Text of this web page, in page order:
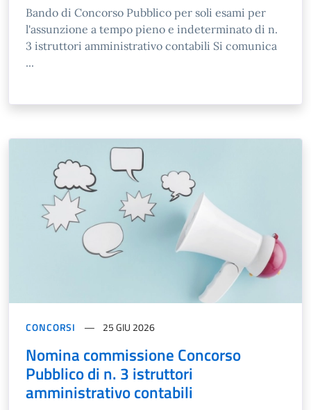
Bando di Concorso Pubblico per soli esami per
l'assunzione a tempo pieno e indeterminato di n.
3 istruttori amministrativo contabili Si comunica
...
CONCORSI 25 GIU 2026
Nomina commissione Concorso
Pubblico di n. 3 istruttori
amministrativo contabili